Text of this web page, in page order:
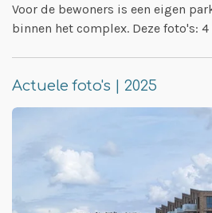
Voor de bewoners is een eigen
binnen het complex. Deze foto's:
Actuele foto's | 2025